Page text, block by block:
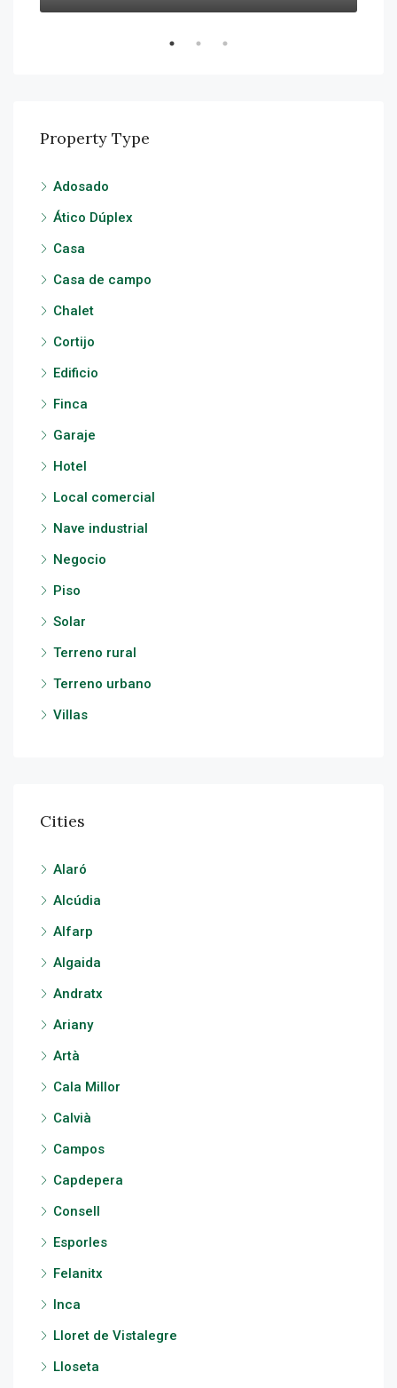
Property Type
Adosado
Ático Dúplex
Casa
Casa de campo
Chalet
Cortijo
Edificio
Finca
Garaje
Hotel
Local comercial
Nave industrial
Negocio
Piso
Solar
Terreno rural
Terreno urbano
Villas
Cities
Alaró
Alcúdia
Alfarp
Algaida
Andratx
Ariany
Artà
Cala Millor
Calvià
Campos
Capdepera
Consell
Esporles
Felanitx
Inca
Lloret de Vistalegre
Lloseta